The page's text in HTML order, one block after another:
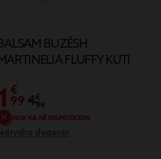
BUZËSH
FLUFFY KUTI
€
99
NUK KA NË DISPOZICION